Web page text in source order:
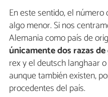
En este sentido, el
algo menor. Si nos
Alemania como país de
únicamente dos razas
rex y el deutsch langhaar
aunque también existen,
procedentes del país.